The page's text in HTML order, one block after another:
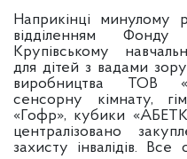
Наприкінці минулому
відділенням
Крупівському
для дітей з вадами
виробництва ТОВ
сенсорну кімнату,
«Гофр», кубики
централізовано
захисту інвалідів.